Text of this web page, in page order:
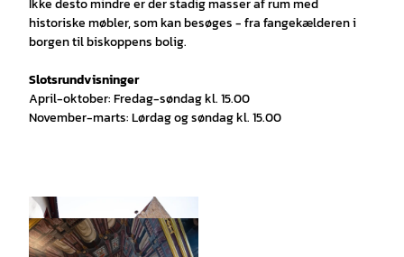
Ikke desto mindre er der stadig masser af rum med
historiske møbler, som kan besøges - fra fangekælderen i
borgen til biskoppens bolig.
Slotsrundvisninger
April-oktober: Fredag-søndag kl. 15.00
November-marts: Lørdag og søndag kl. 15.00